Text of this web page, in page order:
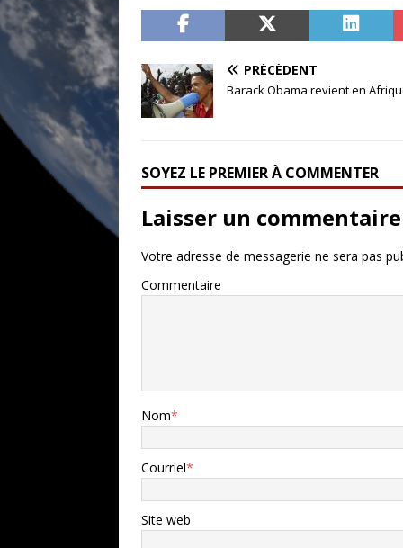
PRÉCÉDENT
Barack Obama revient en
SOYEZ LE PREMIER À COMMENTER
Laisser un commentaire
Votre adresse de messagerie ne sera pas
Commentaire
Nom*
Courriel*
Site web